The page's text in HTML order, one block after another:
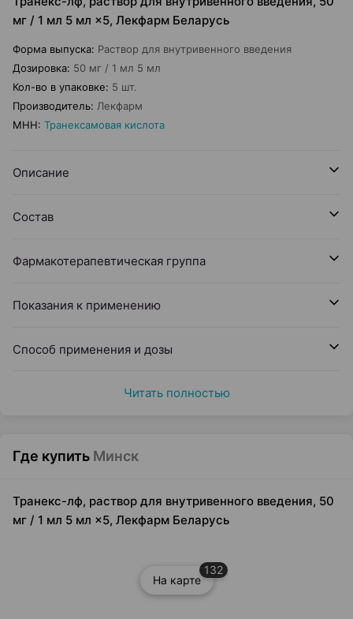
мг / 1 мл 5 мл ×5, Лекфарм Беларусь
Форма выпуска: Раствор для внутривенного введения
Дозировка: 50 мг / 1 мл 5 мл
Кол-во в упаковке: 5 шт.
Производитель: Лекфарм
МНН: Транексамовая кислота
Описание
Состав
Фармакотерапевтическая группа
Показания к применению
Способ применения и дозы
Читать полностью
Где купить Минск
Транекс-лф, раствор для внутривенного введения, 50
мг / 1 мл 5 мл ×5, Лекфарм Беларусь
На карте
132